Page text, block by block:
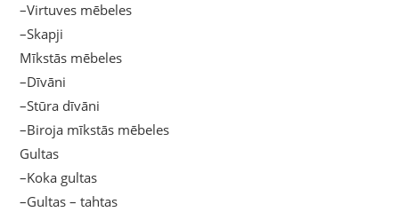
–Virtuves mēbeles
–Skapji
Mīkstās mēbeles
–Dīvāni
–Stūra dīvāni
–Biroja mīkstās mēbeles
Gultas
–Koka gultas
–Gultas – tahtas